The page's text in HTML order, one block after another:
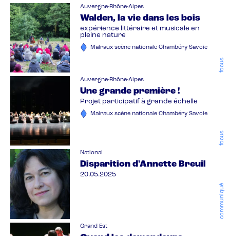
Auvergne-Rhône-Alpes
Walden, la vie dans les bois
expérience littéraire et musicale en
pleine nature
Malraux scène nationale Chambéry Savoie
focus
Auvergne-Rhône-Alpes
Une grande première !
Projet participatif à grande échelle
Malraux scène nationale Chambéry Savoie
focus
National
Disparition d'Annette Breuil
20.05.2025
communiqué
Grand Est